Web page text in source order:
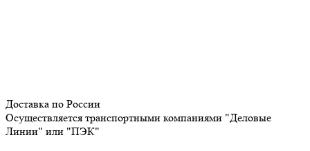
Доставка по России
Осуществляется транспортными компаниями "Деловые
Линии" или "ПЭК"